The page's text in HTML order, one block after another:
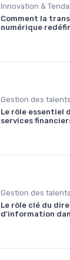
Innovation &
Comment la
numérique
Gestion des
Le rôle essentiel
services
Gestion des
Le rôle clé du
d'information